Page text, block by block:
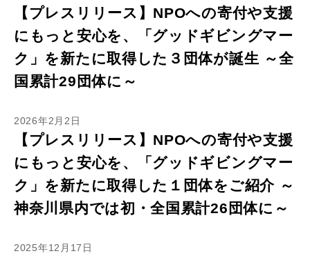
【プレスリリース】NPOへの寄付や支援
にもっと安心を、「グッドギビングマー
ク」を新たに取得した３団体が誕生 ～全
国累計29団体に～
2026年2月2日
【プレスリリース】NPOへの寄付や支援
にもっと安心を、「グッドギビングマー
ク」を新たに取得した１団体をご紹介 ～
神奈川県内では初・全国累計26団体に～
2025年12月17日